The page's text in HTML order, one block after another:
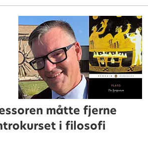
måtte fjerne
i filosofi